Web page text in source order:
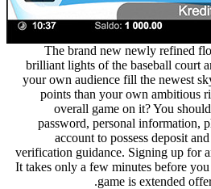
The brand new newly
brilliant lights of the
your own audience fill the
points than your own
overall game on it?
password, personal
account to possess
verification guidance.
It takes only a few minutes
game is